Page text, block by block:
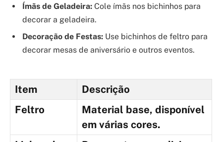
Ímãs de Geladeira: Cole ímãs nos bichinhos para
decorar a geladeira.
Decoração de Festas: Use bichinhos de feltro para
decorar mesas de aniversário e outros eventos.
Item
Descrição
Feltro
Material base, disponível
em várias cores.